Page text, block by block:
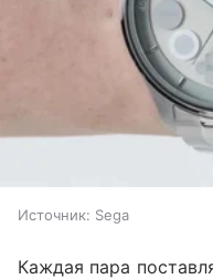
Источник: Sega
Каждая пара